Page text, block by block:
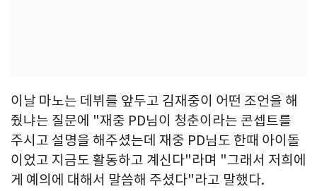
이날 마노는 데뷔를 앞두고 김재중이 어떤 조언을 해
줬냐는 질문에 "재중 PD님이 청춘이라는 콘셉트를
주시고 설명을 해주셨는데 재중 PD님도 한때 아이돌
이었고 지금도 활동하고 계신다"라며 "그래서 저희에
게 예의에 대해서 말씀해 주셨다"라고 말했다.